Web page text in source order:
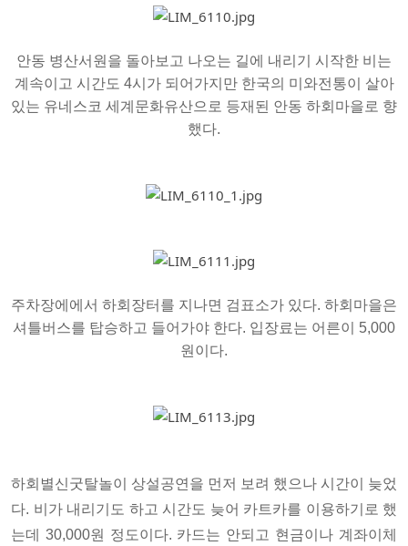
안동 병산서원을 돌아보고 나오는 길에 내리기 시작한 비는
계속이고 시간도 4시가 되어가지만 한국의 미와전통이 살아
있는 유네스코 세계문화유산으로 등재된 안동 하회마을로 향
했다.
주차장에에서 하회장터를 지나면 검표소가 있다. 하회마을은
셔틀버스를 탑승하고 들어가야 한다. 입장료는 어른이 5,000
원이다.
하회별신굿탈놀이 상설공연을 먼저 보려 했으나 시간이 늦었
다. 비가 내리기도 하고 시간도 늦어 카트카를 이용하기로 했
는데 30,000원 정도이다. 카드는 안되고 현금이나 계좌이체